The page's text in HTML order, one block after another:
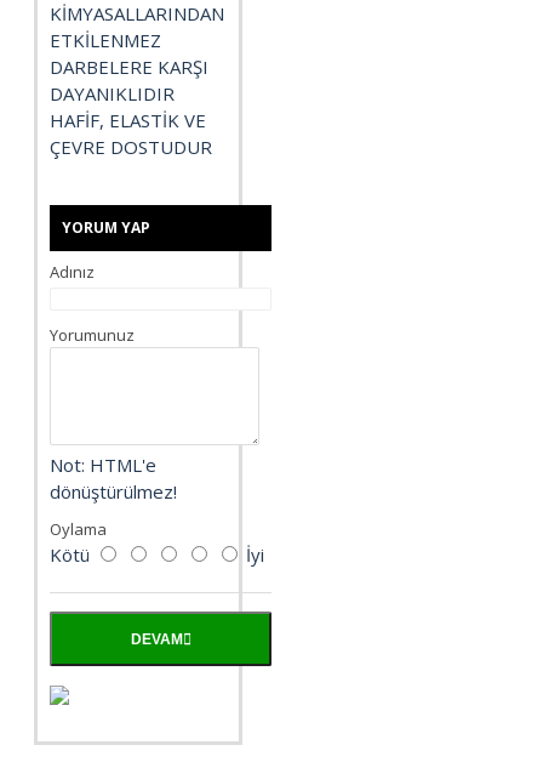
KİMYASALLARINDAN
ETKİLENMEZ
DARBELERE KARŞI
DAYANIKLIDIR
HAFİF, ELASTİK VE
ÇEVRE DOSTUDUR
YORUM YAP
Adınız
Yorumunuz
Not: HTML'e
dönüştürülmez!
Oylama
Kötü İyi
DEVAM